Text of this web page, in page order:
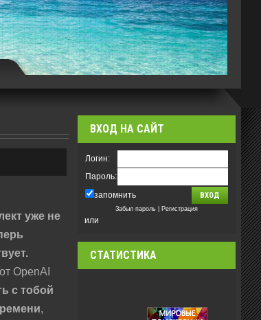
уже не
OpenAI
с тобой
,
ВХОД НА САЙТ
Логин:
Пароль:
запомнить
Забыл пароль Регистрация
или
СТАТИСТИКА